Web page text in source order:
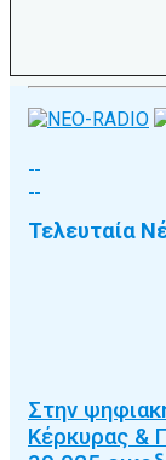
Τελευταία
Στην
Κέρκυρας &